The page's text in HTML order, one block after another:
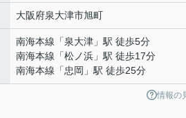
大阪府泉大津市旭町
南海本線 「泉大津 」駅 徒歩5分
南海本線 「松ノ浜 」駅 徒歩17分
南海本線 「忠岡 」駅 徒歩25分
情報の